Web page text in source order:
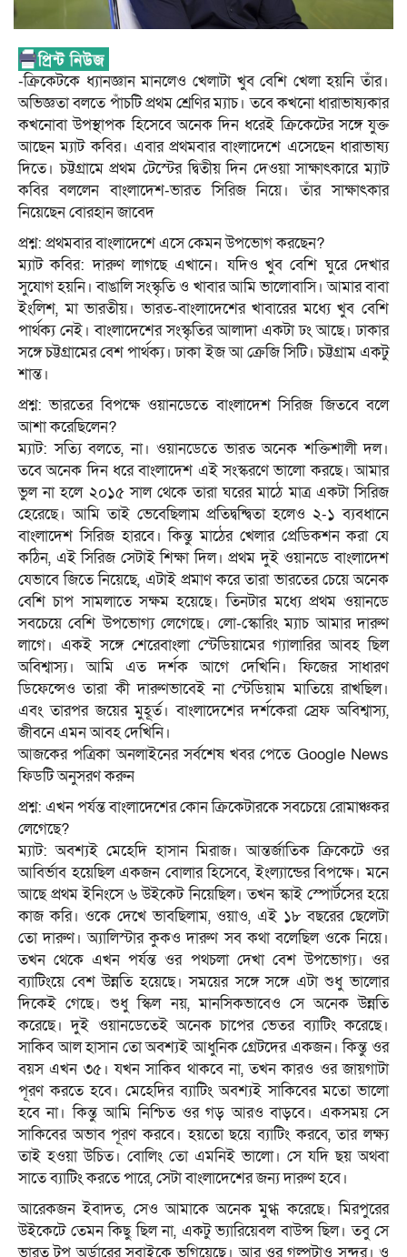
-ক্রিকেটকে ধ্যানজ্ঞান মানলেও খেলাটা খুব বেশি খেলা হয়নি তাঁর।
অভিজ্ঞতা বলতে পাঁচটি প্রথম শ্রেণির ম্যাচ। তবে কখনো ধারাভাষ্যকার
কখনোবা উপস্থাপক হিসেবে অনেক দিন ধরেই ক্রিকেটের সঙ্গে যুক্ত
আছেন ম্যাট কবির। এবার প্রথমবার বাংলাদেশে এসেছেন ধারাভাষ্য
দিতে। চট্টগ্রামে প্রথম টেস্টের দ্বিতীয় দিন দেওয়া সাক্ষাৎকারে ম্যাট
কবির বললেন বাংলাদেশ-ভারত সিরিজ নিয়ে। তাঁর সাক্ষাৎকার
নিয়েছেন বোরহান জাবেদ
প্রশ্ন: প্রথমবার বাংলাদেশে এসে কেমন উপভোগ করছেন?
ম্যাট কবির: দারুণ লাগছে এখানে। যদিও খুব বেশি ঘুরে দেখার
সুযোগ হয়নি। বাঙালি সংস্কৃতি ও খাবার আমি ভালোবাসি। আমার বাবা
ইংলিশ, মা ভারতীয়। ভারত-বাংলাদেশের খাবারের মধ্যে খুব বেশি
পার্থক্য নেই। বাংলাদেশের সংস্কৃতির আলাদা একটা ঢং আছে। ঢাকার
সঙ্গে চট্টগ্রামের বেশ পার্থক্য। ঢাকা ইজ আ ক্রেজি সিটি। চট্টগ্রাম একটু
শান্ত।
প্রশ্ন: ভারতের বিপক্ষে ওয়ানডেতে বাংলাদেশ সিরিজ জিতবে বলে
আশা করেছিলেন?
ম্যাট: সত্যি বলতে, না। ওয়ানডেতে ভারত অনেক শক্তিশালী দল।
তবে অনেক দিন ধরে বাংলাদেশ এই সংস্করণে ভালো করছে। আমার
ভুল না হলে ২০১৫ সাল থেকে তারা ঘরের মাঠে মাত্র একটা সিরিজ
হেরেছে। আমি তাই ভেবেছিলাম প্রতিদ্বন্দ্বিতা হলেও ২-১ ব্যবধানে
বাংলাদেশ সিরিজ হারবে। কিন্তু মাঠের খেলার প্রেডিকশন করা যে
কঠিন, এই সিরিজ সেটাই শিক্ষা দিল। প্রথম দুই ওয়ানডে বাংলাদেশ
যেভাবে জিতে নিয়েছে, এটাই প্রমাণ করে তারা ভারতের চেয়ে অনেক
বেশি চাপ সামলাতে সক্ষম হয়েছে। তিনটার মধ্যে প্রথম ওয়ানডে
সবচেয়ে বেশি উপভোগ্য লেগেছে। লো-স্কোরিং ম্যাচ আমার দারুণ
লাগে। একই সঙ্গে শেরেবাংলা স্টেডিয়ামের গ্যালারির আবহ ছিল
অবিশ্বাস্য। আমি এত দর্শক আগে দেখিনি। ফিজের সাধারণ
ডিফেন্সেও তারা কী দারুণভাবেই না স্টেডিয়াম মাতিয়ে রাখছিল।
এবং তারপর জয়ের মুহূর্ত। বাংলাদেশের দর্শকেরা স্রেফ অবিশ্বাস্য,
জীবনে এমন আবহ দেখিনি।
আজকের পত্রিকা অনলাইনের সর্বশেষ খবর পেতে Google News
ফিডটি অনুসরণ করুন
প্রশ্ন: এখন পর্যন্ত বাংলাদেশের কোন ক্রিকেটারকে সবচেয়ে রোমাঞ্চকর
লেগেছে?
ম্যাট: অবশ্যই মেহেদি হাসান মিরাজ। আন্তর্জাতিক ক্রিকেটে ওর
আবির্ভাব হয়েছিল একজন বোলার হিসেবে, ইংল্যান্ডের বিপক্ষে। মনে
আছে প্রথম ইনিংসে ৬ উইকেট নিয়েছিল। তখন স্কাই স্পোর্টসের হয়ে
কাজ করি। ওকে দেখে ভাবছিলাম, ওয়াও, এই ১৮ বছরের ছেলেটা
তো দারুণ। অ্যালিস্টার কুকও দারুণ সব কথা বলেছিল ওকে নিয়ে।
তখন থেকে এখন পর্যন্ত ওর পথচলা দেখা বেশ উপভোগ্য। ওর
ব্যাটিংয়ে বেশ উন্নতি হয়েছে। সময়ের সঙ্গে সঙ্গে এটা শুধু ভালোর
দিকেই গেছে। শুধু স্কিল নয়, মানসিকভাবেও সে অনেক উন্নতি
করেছে। দুই ওয়ানডেতেই অনেক চাপের ভেতর ব্যাটিং করেছে।
সাকিব আল হাসান তো অবশ্যই আধুনিক গ্রেটদের একজন। কিন্তু ওর
বয়স এখন ৩৫। যখন সাকিব থাকবে না, তখন কারও ওর জায়গাটা
পূরণ করতে হবে। মেহেদির ব্যাটিং অবশ্যই সাকিবের মতো ভালো
হবে না। কিন্তু আমি নিশ্চিত ওর গড় আরও বাড়বে। একসময় সে
সাকিবের অভাব পূরণ করবে। হয়তো ছয়ে ব্যাটিং করবে, তার লক্ষ্য
তাই হওয়া উচিত। বোলিং তো এমনিই ভালো। সে যদি ছয় অথবা
সাতে ব্যাটিং করতে পারে, সেটা বাংলাদেশের জন্য দারুণ হবে।
আরেকজন ইবাদত, সেও আমাকে অনেক মুগ্ধ করেছে। মিরপুরের
উইকেটে তেমন কিছু ছিল না, একটু ভ্যারিয়েবল বাউন্স ছিল। তবু সে